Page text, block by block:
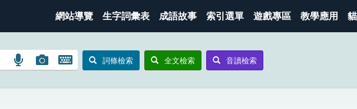
網站導覽 生字詞彙表 成語故事 索引選單 遊戲專區 教學應用
語
搜
圖
搜
開
鍵
詞條檢索 全文檢索 音讀檢索